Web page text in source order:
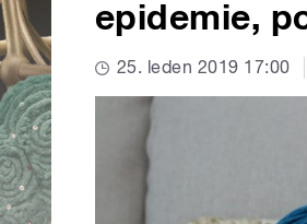
epidemie,
25. leden 2019 17:00